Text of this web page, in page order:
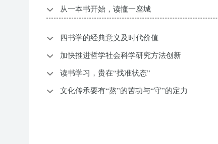
从一本书开始，读懂一座城
四书学的经典意义及时代价值
加快推进哲学社会科学研究方法创新
读书学习，贵在“找准状态”
文化传承要有“熬”的苦功与“守”的定力